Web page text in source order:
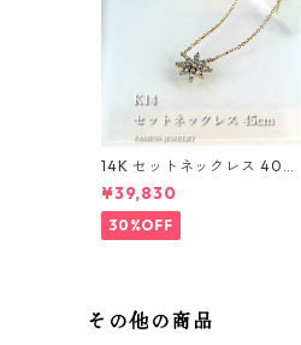
14K セットネックレス 40〜
45cm 1mm
¥39,830
30%OFF
その他の商品